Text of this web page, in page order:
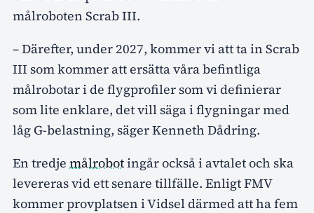
målroboten Scrab III.
– Därefter, under 2027, kommer vi att ta in Scrab
III som kommer att ersätta våra befintliga
målrobotar i de flygprofiler som vi definierar
som lite enklare, det vill säga i flygningar med
låg G-belastning, säger Kenneth Dådring.
En tredje målrobotingår också i avtalet och ska
levereras vid ett senare tillfälle. Enligt FMV
kommer provplatsen i Vidsel därmed att ha fem